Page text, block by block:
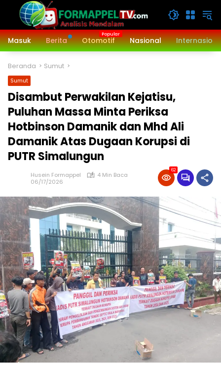
Langsung
konten
Masuk
Berita Otomotif Nasional
Beranda Sumut
Sumut
Disambut Perwakilan Kejatisu,
Puluhan Massa Minta Periksa
Hotbinson Damanik dan Mhd Ali
Damanik Atas Dugaan Korupsi di
PUTR Simalungun
Husein Formappel
4 Min Baca
06/17/2026
62